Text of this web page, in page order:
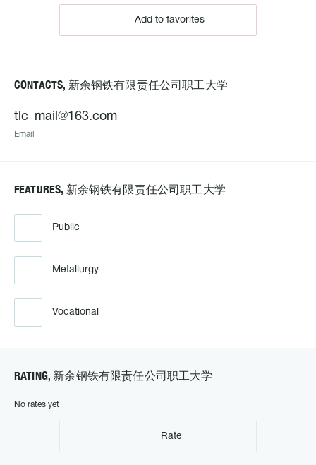
Add to favorites
CONTACTS, 新余钢铁有限责任公司职工大学
tlc_mail@163.com
Email
FEATURES, 新余钢铁有限责任公司职工大学
Public
Metallurgy
Vocational
RATING, 新余钢铁有限责任公司职工大学
No rates yet
Rate